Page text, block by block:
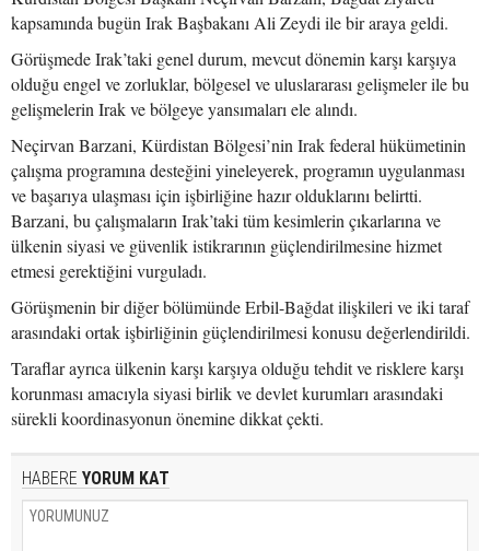
kapsamında bugün Irak Başbakanı Ali Zeydi ile bir araya geldi.
Görüşmede Irak’taki genel durum, mevcut dönemin karşı karşıya
olduğu engel ve zorluklar, bölgesel ve uluslararası gelişmeler ile bu
gelişmelerin Irak ve bölgeye yansımaları ele alındı.
Neçirvan Barzani, Kürdistan Bölgesi’nin Irak federal hükümetinin
çalışma programına desteğini yineleyerek, programın uygulanması
ve başarıya ulaşması için işbirliğine hazır olduklarını belirtti.
Barzani, bu çalışmaların Irak’taki tüm kesimlerin çıkarlarına ve
ülkenin siyasi ve güvenlik istikrarının güçlendirilmesine hizmet
etmesi gerektiğini vurguladı.
Görüşmenin bir diğer bölümünde Erbil-Bağdat ilişkileri ve iki taraf
arasındaki ortak işbirliğinin güçlendirilmesi konusu değerlendirildi.
Taraflar ayrıca ülkenin karşı karşıya olduğu tehdit ve risklere karşı
korunması amacıyla siyasi birlik ve devlet kurumları arasındaki
sürekli koordinasyonun önemine dikkat çekti.
HABERE YORUM KAT